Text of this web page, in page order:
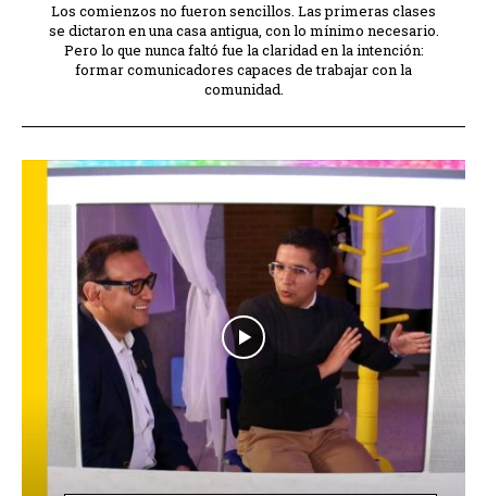
Los comienzos no fueron sencillos. Las primeras clases
se dictaron en una casa antigua, con lo mínimo necesario.
Pero lo que nunca faltó fue la claridad en la intención:
formar comunicadores capaces de trabajar con la
comunidad.